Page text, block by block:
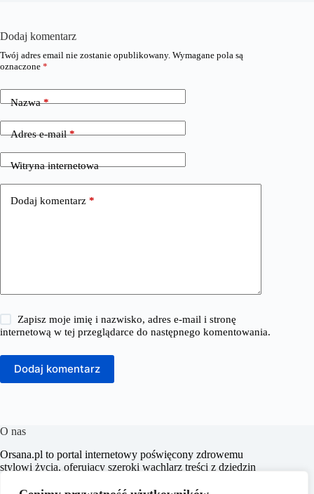
Dodaj komentarz
Twój adres email nie zostanie opublikowany. Wymagane pola są
oznaczone *
Nazwa*
Adres e-mail*
Witryna internetowa
Dodaj komentarz *
Zapisz moje imię i nazwisko, adres e-mail i stronę
internetową w tej przeglądarce do następnego komentowania.
Dodaj komentarz
O nas
​Orsana.pl to portal internetowy poświęcony zdrowemu
stylowi życia, oferujący szeroki wachlarz treści z dziedzin